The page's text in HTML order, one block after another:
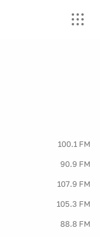
100.1 FM
90.9 FM
107.9 FM
105.3 FM
88.8 FM